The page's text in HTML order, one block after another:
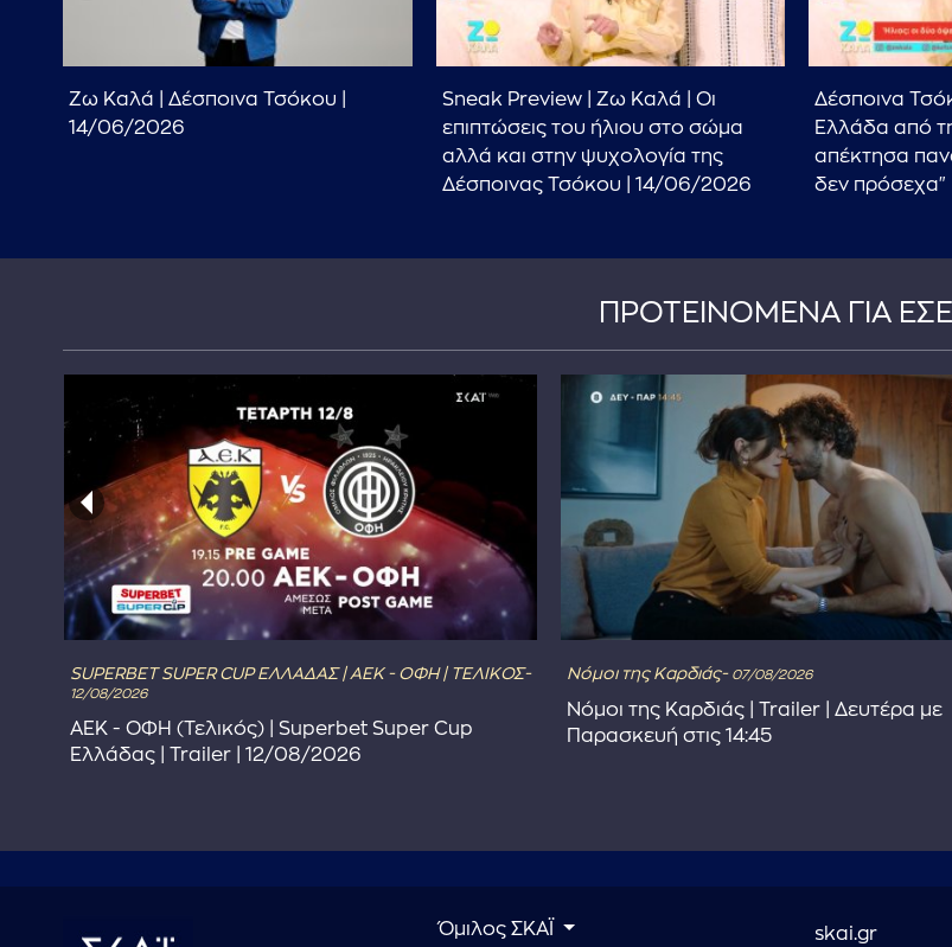
Ζω Καλά | Δέσποινα Τσόκου |
14/06/2026
Sneak Preview | Ζω Καλά | Οι
επιπτώσεις του ήλιου στο σώμα
αλλά και στην ψυχολογία της
Δέσποινας Τσόκου | 14/06/2026
Δέσποινα
Ελλάδα από
απέκτησα
δεν πρόσεχα"
ΠΡΟΤΕΙΝΟΜΕΝΑ ΓΙΑ
SUPERBET SUPER CUP ΕΛΛΑΔΑΣ | ΑΕΚ - ΟΦΗ | ΤΕΛΙΚΟΣ-
12/08/2026
ΑΕΚ - ΟΦΗ (Τελικός) | Superbet Super Cup
Ελλάδας | Trailer | 12/08/2026
Νόμοι της Καρδιάς- 07/08/2026
Νόμοι της Καρδιάς | Trailer | Δευτέρα με
Παρασκευή στις 14:45
Όμιλος ΣΚΑΪ skai.gr